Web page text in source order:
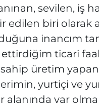
sevilen, iş
edilen biri olarak
inancım
ettirdiğim ticari
sahip üretim
yurtiçi ve
var